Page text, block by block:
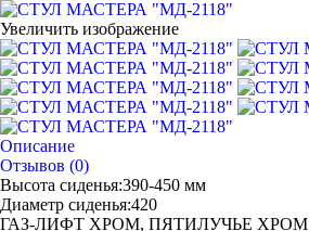
Увеличить изображение
Описание
Отзывов (0)
Высота сиденья:390-450 мм
Диаметр сиденья:420
ГАЗ-ЛИФТ ХРОМ, ПЯТИЛУЧЬЕ ХРОМ